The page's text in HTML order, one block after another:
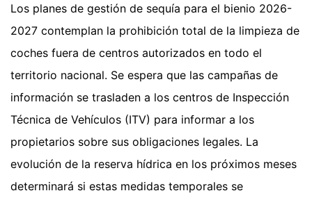
Los planes de gestión de sequía para el bienio 2026-
2027 contemplan la prohibición total de la limpieza de
coches fuera de centros autorizados en todo el
territorio nacional. Se espera que las campañas de
información se trasladen a los centros de Inspección
Técnica de Vehículos (ITV) para informar a los
propietarios sobre sus obligaciones legales. La
evolución de la reserva hídrica en los próximos meses
determinará si estas medidas temporales se